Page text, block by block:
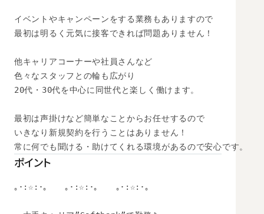
イベントやキャンペーンをする業務もありますので
最初は明るく元気に接客できれば問題ありません！
他キャリアコーナーや社員さんなど
色々なスタッフとの輪も広がり
20代・30代を中心に同世代と楽しく働けます。
最初は声掛けなど簡単なことからお任せするので
いきなり新規契約を行うことはありません！
常に何でも聞ける・助けてくれる環境があるので安心です。
ポイント
｡･:☆:･｡　　｡･:☆:･｡　　｡･:☆:･｡